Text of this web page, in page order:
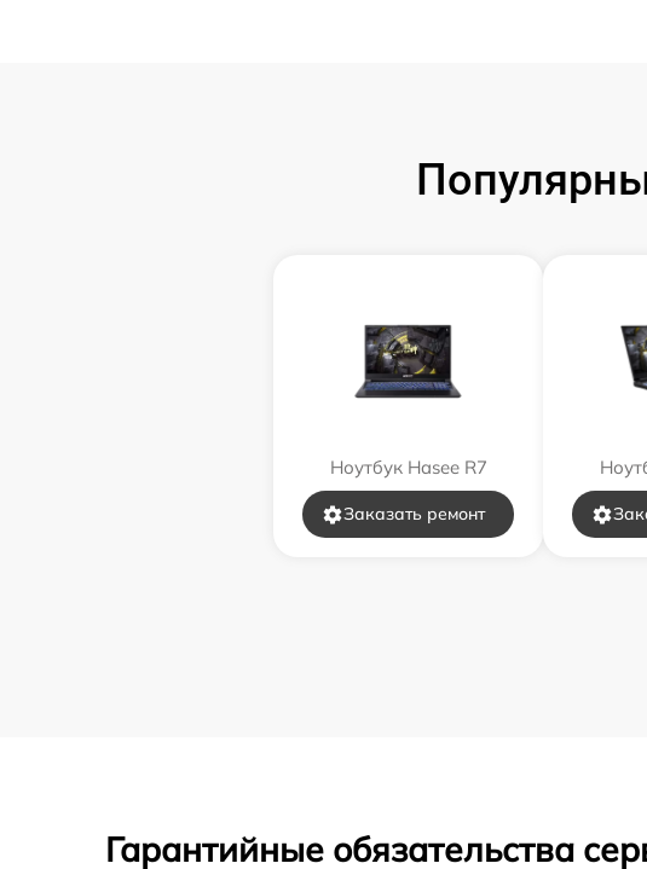
Ноутбук Hasee R7
Заказать ремонт
Гарантийные обязательства